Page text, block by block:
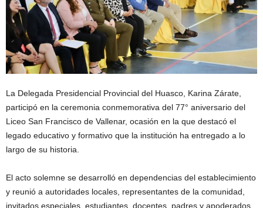
La Delegada Presidencial Provincial del Huasco, Karina Zárate,
participó en la ceremonia conmemorativa del 77° aniversario del
Liceo San Francisco de Vallenar, ocasión en la que destacó el
legado educativo y formativo que la institución ha entregado a lo
largo de su historia.
El acto solemne se desarrolló en dependencias del establecimiento
y reunió a autoridades locales, representantes de la comunidad,
invitados especiales, estudiantes, docentes, padres y apoderados,